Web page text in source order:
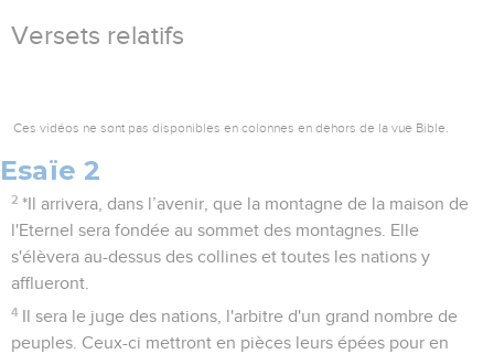
Versets relatifs
Ces vidéos ne sont pas disponibles en colonnes en dehors de la vue Bible.
Esaïe 2
2 *Il arrivera, dans l’avenir, que la montagne de la maison de
l'Eternel sera fondée au sommet des montagnes. Elle
s'élèvera au-dessus des collines et toutes les nations y
afflueront.
4
Il sera le juge des nations, l'arbitre d'un grand nombre de
peuples. Ceux-ci mettront en pièces leurs épées pour en